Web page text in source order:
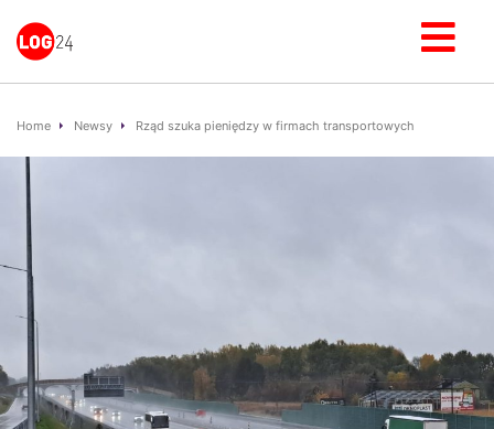
Home Newsy Rząd szuka pieniędzy w firmach transportowych